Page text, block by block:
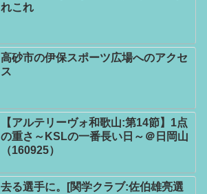
れこれ
高砂市の伊保スポーツ広場へのアクセ
ス
【アルテリーヴォ和歌山:第14節】1点
の重さ～KSLの一番長い日～＠日岡山
（160925）
去る選手に。[関学クラブ:佐伯雄亮選